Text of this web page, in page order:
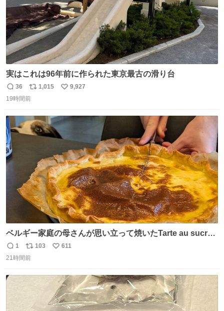
実はこれは96年前に作られた東京最古の滑り台
返
信
36
リ
ポ
ト
数
1,015
い
数
9,927
19時間前
ベルギー家庭の母さんが思い立って焼いたTarte au sucre
は「砂糖のケーキ」。パイ生地に砂糖をたっぷり振りか
け、クリームと卵の液を注いで焼くだけ。溶けた砂糖はね
ギーのだよ」というこれ、素朴な焼菓子に見えてナポレオ
ン戦争の歴史があった。
返
信
1
リ
ポ
103
い
数
611
21時間前